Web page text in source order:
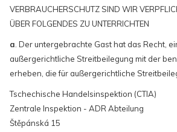
VERBRAUCHERSCHUTZ SIND WIR
ÜBER FOLGENDES ZU UNTERRICHTEN
a . Der untergebrachte Gast hat das Recht,
außergerichtliche Streitbeilegung mit der
erheben, die für außergerichtliche
Tschechische Handelsinspektion (CTIA)
Zentrale Inspektion - ADR Abteilung
Štěpánská 15